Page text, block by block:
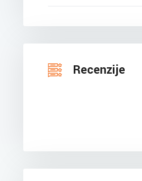
Recenzije